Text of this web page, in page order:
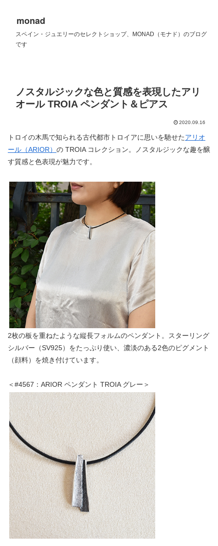
monad
スペイン・ジュエリーのセレクトショップ、MONAD（モナド）のブログ
です
ノスタルジックな色と質感を表現したアリ
オール TROIA ペンダント＆ピアス
2020.09.16
トロイの木馬で知られる古代都市トロイアに思いを馳せたアリオ
ール（ARIOR） の TROIA コレクション。ノスタルジックな趣を醸
す質感と色表現が魅力です。
2枚の板を重ねたような縦長フォルムのペンダント。スターリング
シルバー（SV925）をたっぷり使い、濃淡のある2色のピグメント
（顔料）を焼き付けています。
＜#4567：ARIOR ペンダント TROIA グレー＞